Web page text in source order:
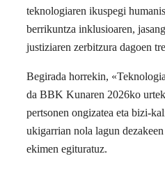
teknologiaren ikuspegi
berrikuntza inklusioaren,
justiziaren zerbitzura dagoen
Begirada horrekin,
da BBK Kunaren 2026ko
pertsonen ongizatea eta bizi-
ukigarrian nola lagun
ekimen egituratuz.